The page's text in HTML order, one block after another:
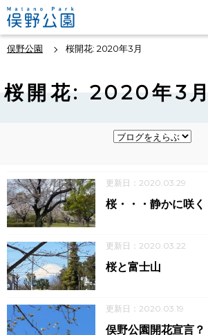
俣野公園 桜開花: 2020年3月
桜開花: 2020年3
更新日：2020.03.29
桜・・・静かに咲く
更新日：2020.03.22
桜と富士山
更新日：2020.03.19
俣野公園開花宣言？